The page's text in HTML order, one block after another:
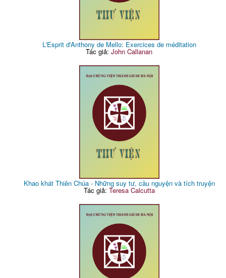
L'Esprit d'Anthony de Mello: Exercices de méditation
Tác giả:John Callanan
Khao khát Thiên Chúa - Những suy tư, cầu nguyện và tích truyện
Tác giả: Teresa Calcutta